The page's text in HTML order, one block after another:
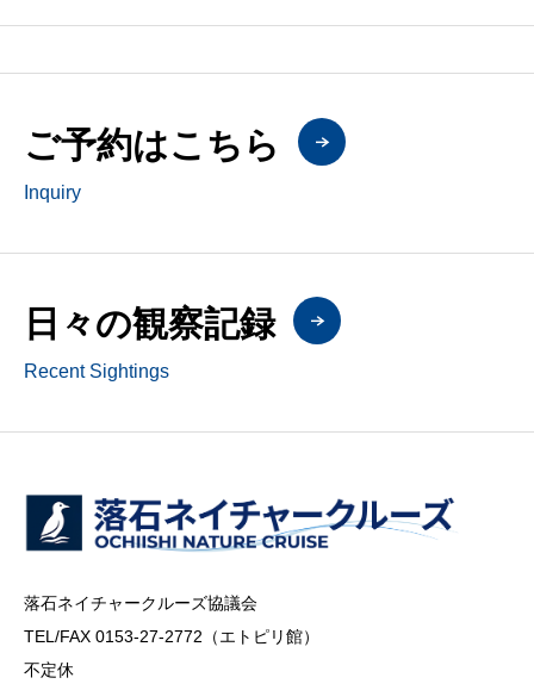
ご予約はこちら
Inquiry
日々の観察記録
Recent Sightings
落石ネイチャークルーズ協議会
TEL/FAX 0153-27-2772（エトピリ館）
不定休